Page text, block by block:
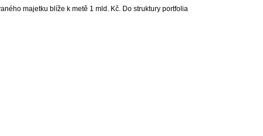
majetku blíže k metě 1 mld. Kč. Do struktury portfolia